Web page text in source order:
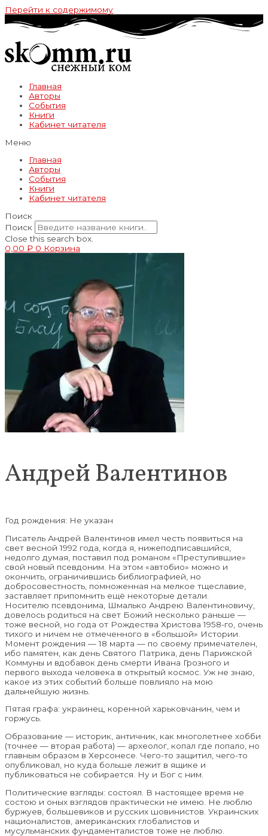
Перейти к содержимому
Главная
Авторы
События
Книги
Кабинет читателя
Меню
Главная
Авторы
События
Книги
Кабинет читателя
Поиск
Поиск
Close this search box.
0,00 ₽ 0 Корзина
Андрей Валентинов
Год рождения: Не указан
Писатель Андрей Валентинов имел честь появиться на
свет весной 1992 года, когда я, нижеподписавшийся,
недолго думая, поставил под романом «Преступившие»
свой новый псевдоним. На этом «автобио» можно и
окончить, ограничившись библиографией, но
добросовестность, помноженная на мелкое тщеславие,
заставляет припомнить ещё некоторые детали.
Носителю псевдонима, Шмалько Андрею Валентиновичу,
довелось родиться на свет Божий несколько раньше —
тоже весной, но года от Рождества Христова 1958-го, очень
тихого и ничем не отмеченного в «большой» Истории.
Момент рождения — 18 марта — по своему примечателен,
ибо памятен, как день Святого Патрика, день Парижской
Коммуны и вдобавок день смерти Ивана Грозного и
первого выхода человека в открытый космос. Уж не знаю,
какое из этих событий больше повлияло на мою
дальнейшую жизнь.
Пятая графа: украинец, коренной харьковчанин, чем и
горжусь.
Образование — историк, античник, как многолетнее хобби
(точнее — вторая работа) — археолог, копал где попало, но
главным образом в Херсонесе. Чего-то защитил, чего-то
опубликовал, но куда больше лежит в ящике и
публиковаться не собирается. Ну и Бог с ним.
Политические взгляды: состоял. В настоящее время не
состою и оных взглядов практически не имею. Не люблю
буржуев, большевиков и русских шовинистов. Украинских
националистов, американских глобалистов и
мусульманских фундаменталистов тоже не люблю.